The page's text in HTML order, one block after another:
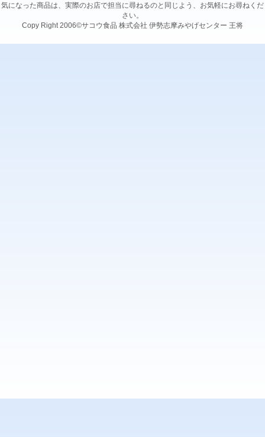
気になった商品は、実際のお店で担当に尋ねるのと同じよう、お気軽にお尋ねくだ
さい。
Copy Right 2006©サコウ食品 株式会社 伊勢志摩みやげセンター 王将